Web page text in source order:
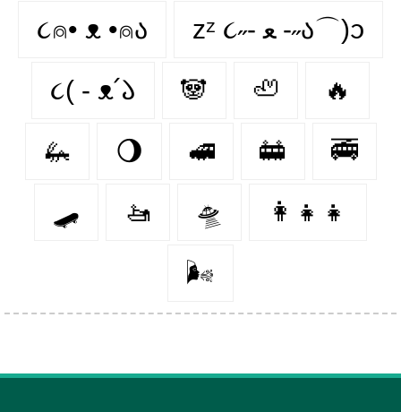
૮⍝• ᴥ •⍝ა zᶻ ૮˶- ﻌ -˶ა⌒)ᦱ
૮( - ᴥ՛𑁬 🐼 🦥 🔥
🦗 🌖 🚅 🚋 🚎
🛹 🚤 🛸 👩‍👧‍👧
🌬️